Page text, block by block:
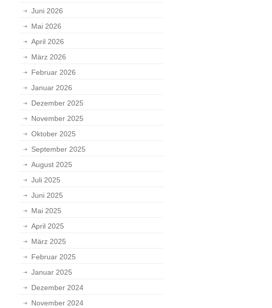
Juni 2026
Mai 2026
April 2026
März 2026
Februar 2026
Januar 2026
Dezember 2025
November 2025
Oktober 2025
September 2025
August 2025
Juli 2025
Juni 2025
Mai 2025
April 2025
März 2025
Februar 2025
Januar 2025
Dezember 2024
November 2024